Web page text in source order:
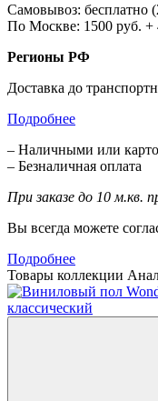
Самовывоз: бесплатно
По Москве: 1500 руб.
Регионы РФ
Доставка до
Подробнее
– Наличными или
– Безналичная оплата
При заказе до 10 м.кв.
Вы всегда можете
Подробнее
Товары коллекции